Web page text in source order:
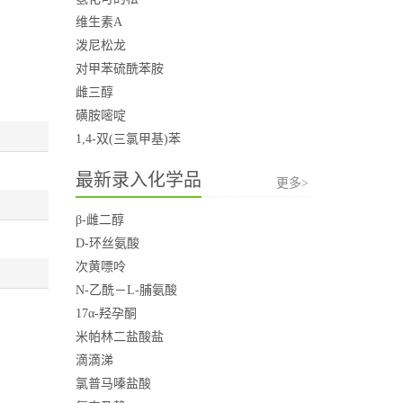
维生素A
泼尼松龙
对甲苯硫酰苯胺
雌三醇
磺胺嘧啶
1,4-双(三氯甲基)苯
最新录入化学品 更多>
β-雌二醇
D-环丝氨酸
次黄嘌呤
N-乙酰－L-脯氨酸
17α-羟孕酮
米帕林二盐酸盐
滴滴涕
氯普马嗪盐酸